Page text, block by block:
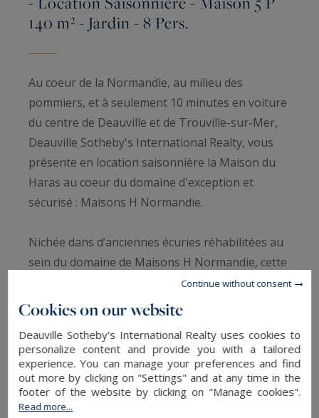
140 m² - Jardin - 8 Pers.
Au coeur de la Normandie, au milieu des
pommiers, et à seulement 10 minutes en voiture
du centre de Deauville et de Trouville-sur-Mer,
Deauville Sotheby's International Realty, vous
présente en location saisonnière la Maison du
Haras au coeur du domaine d'exception et
sécurisé : Maisons H Normandie.
Nichée dans d’anciennes écuries réhabilitées au
sein du domaine de Maisons H Normandie, cette
maison mitoyenne offre une superficie de 140 m²
au sol avec un jardin privatif agrémenté de
des espaces de stationnement privés.
Au rez-de-jardin, la maison se compose d’une
entrée avec toilettes invités, d’un double séjour
READ MORE
Cookies on our website
Deauville Sotheby's International Realty uses cookies to
personalize content and provide you with a tailored
experience. You can manage your preferences and find
out more by clicking on "Settings" and at any time in the
footer of the website by clicking on "Manage cookies".
Read more...
Continue without consent